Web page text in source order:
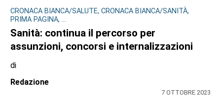
CRONACA BIANCA/SALUTE, CRONACA BIANCA/SANITÀ,
PRIMA PAGINA, ...
Sanità: continua il percorso per
assunzioni, concorsi e internalizzazioni
di
Redazione
7 OTTOBRE 2023